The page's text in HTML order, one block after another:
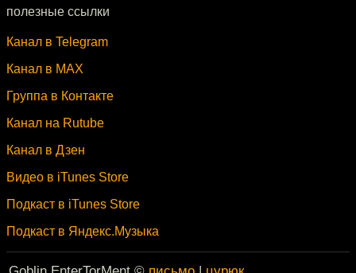
полезные ссылки
Канал в Telegram
Канал в MAX
Группа в Контакте
Канал на Rutube
Канал в Дзен
Видео в iTunes Store
Подкаст в iTunes Store
Подкаст в Яндекс.Музыка